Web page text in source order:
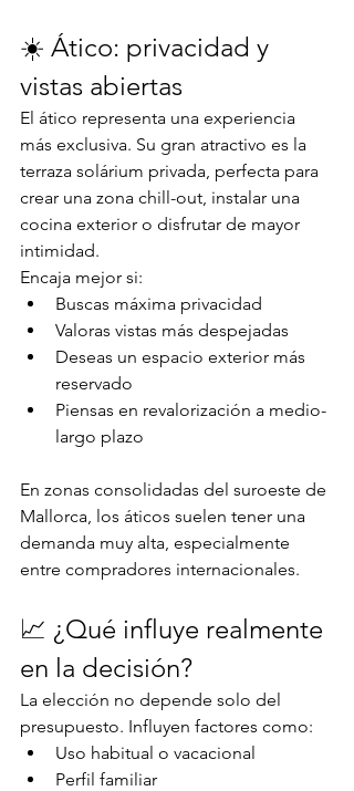
☀️ Ático: privacidad y
vistas abiertas
El ático representa una experiencia
más exclusiva. Su gran atractivo es la
terraza solárium privada, perfecta para
crear una zona chill-out, instalar una
cocina exterior o disfrutar de mayor
intimidad.
Encaja mejor si:
Buscas máxima privacidad
Valoras vistas más despejadas
Deseas un espacio exterior más
reservado
Piensas en revalorización a medio-
largo plazo
En zonas consolidadas del suroeste de
Mallorca, los áticos suelen tener una
demanda muy alta, especialmente
entre compradores internacionales.
📈 ¿Qué influye realmente
en la decisión?
La elección no depende solo del
presupuesto. Influyen factores como:
Uso habitual o vacacional
Perfil familiar